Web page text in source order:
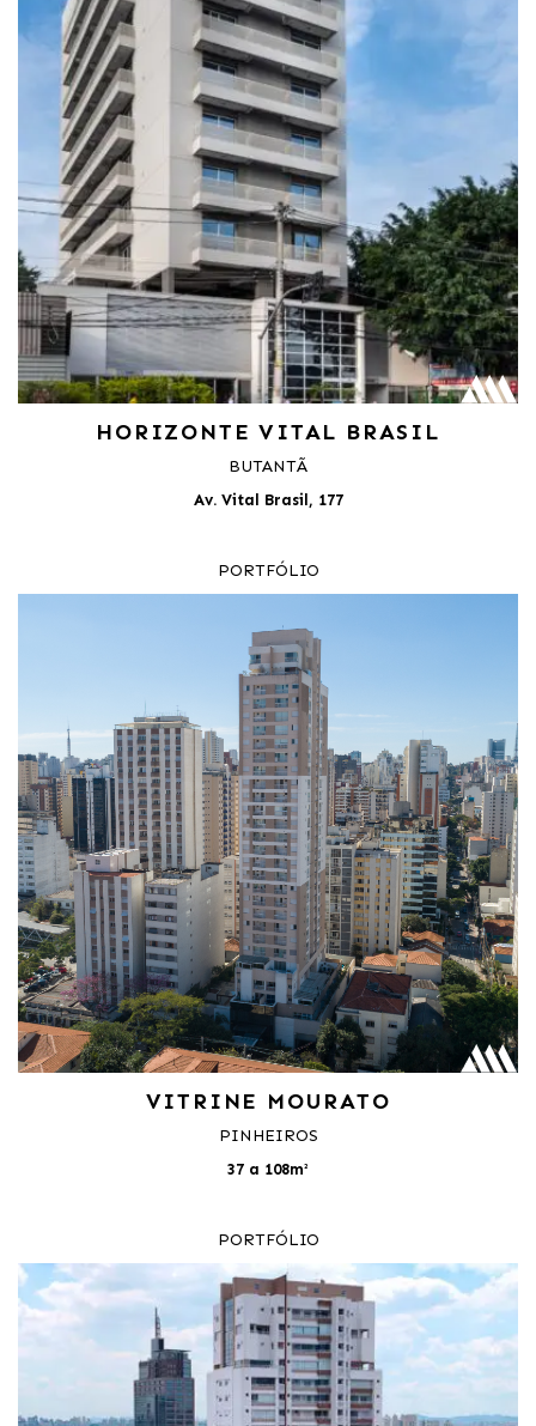
HORIZONTE VITAL BRASIL
BUTANTÃ
Av. Vital Brasil, 177
PORTFÓLIO
VITRINE MOURATO
PINHEIROS
37 a 108m²
PORTFÓLIO